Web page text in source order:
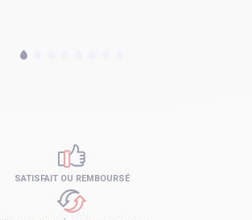
SATISFAIT OU REMBOURSÉ